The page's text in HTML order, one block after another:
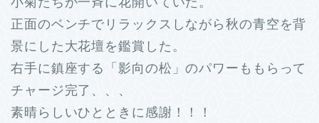
正面のベンチでリラックスしながら秋の青空を背
景にした大花壇を鑑賞した。
右手に鎮座する「影向の松」のパワーももらって
チャージ完了、、、
素晴らしいひとときに感謝！！！